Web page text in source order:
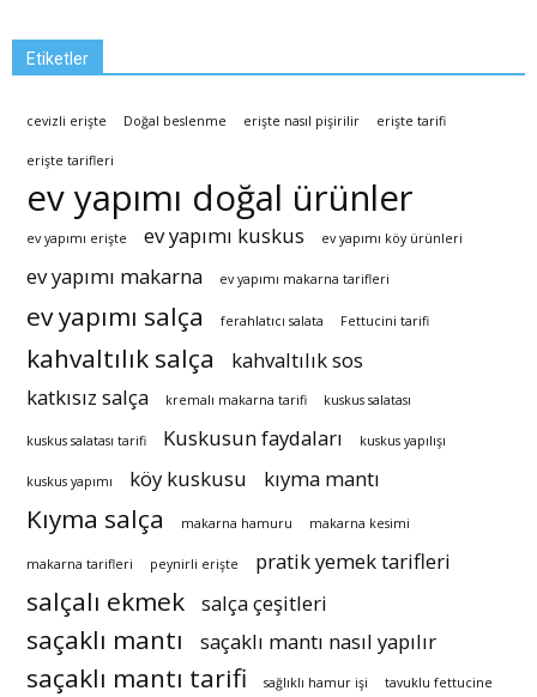
Etiketler
cevizli erişte Doğal beslenme erişte nasıl pişirilir erişte tarifi
erişte tarifleri
ev yapımı doğal ürünler
ev yapımı erişte ev yapımı kuskus ev yapımı köy ürünleri
ev yapımı makarna ev yapımı makarna tarifleri
ev yapımı salça ferahlatıcı salata Fettucini tarifi
kahvaltılık salça
kahvaltılık sos
katkısız salça
kremalı makarna tarifi kuskus salatası
kuskus salatası tarifi Kuskusun faydaları kuskus yapılışı
kuskus yapımı köy kuskusu kıyma mantı
Kıyma salça makarna hamuru makarna kesimi
makarna tarifleri peynirli erişte pratik yemek tarifleri
salçalı ekmek salça çeşitleri
saçaklı mantı saçaklı mantı nasıl yapılır
saçaklı mantı tarifi sağlıklı hamur işi tavuklu fettucine